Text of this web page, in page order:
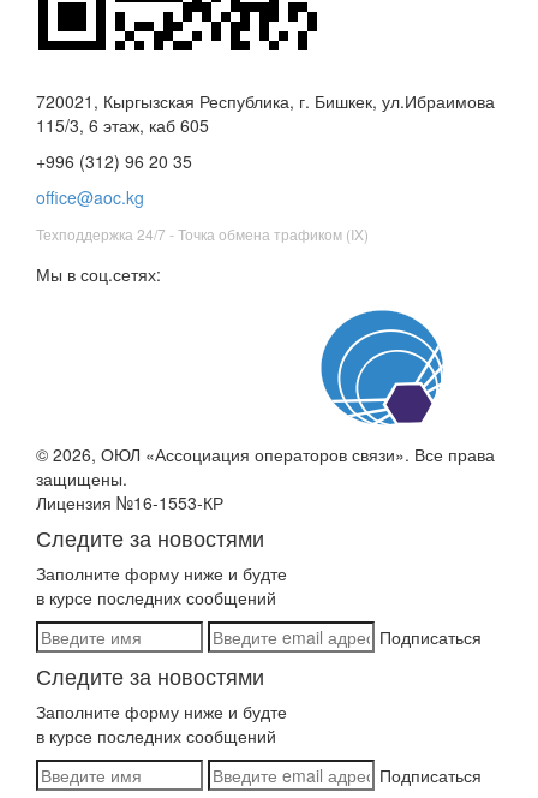
720021, Кыргызская Республика, г. Бишкек, ул.Ибраимова
115/3, 6 этаж, каб 605
+996 (312) 96 20 35
office@aoc.kg
Техподдержка 24/7 - Точка обмена трафиком (IX)
Мы в соц.сетях:
© 2026, ОЮЛ «Ассоциация операторов связи». Все права
защищены.
Лицензия №16-1553-КР
Следите за новостями
Заполните форму ниже и будте
в курсе последних сообщений
Подписаться
Следите за новостями
Заполните форму ниже и будте
в курсе последних сообщений
Подписаться